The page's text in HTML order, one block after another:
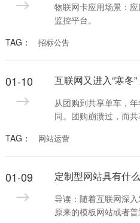
物联网卡应用场景：
监控平台。
TAG：
招标公告
01-10
从团购到共享单车，
同。团购崩溃过，而
在这个冬天里，互联网
&hellip;&hellip;以前还
了，如何度过呢?其实
而是盲目火热之后的从
觉，很容易让人心里
TAG： 网站运营
01-09 定制型网站具有什
导读：随着互联网深
原来的模板网站或者